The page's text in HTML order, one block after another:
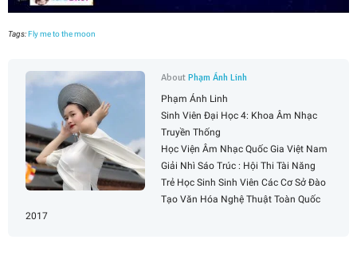
Tags:Fly me to the moon
AboutPhạm Ánh Linh
Phạm Ánh Linh
Sinh Viên Đại Học 4: Khoa Âm Nhạc
Truyền Thống
Học Viện Âm Nhạc Quốc Gia Việt Nam
Giải Nhì Sáo Trúc : Hội Thi Tài Năng
Trẻ Học Sinh Sinh Viên Các Cơ Sở Đào
Tạo Văn Hóa Nghệ Thuật Toàn Quốc
2017